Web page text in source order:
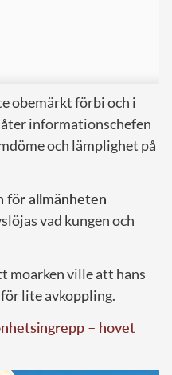
obemärkt förbi och i
informationschefen
och lämplighet på
för allmänheten
vad kungen och
moarken ville att hans
lite avkoppling.
– hovet